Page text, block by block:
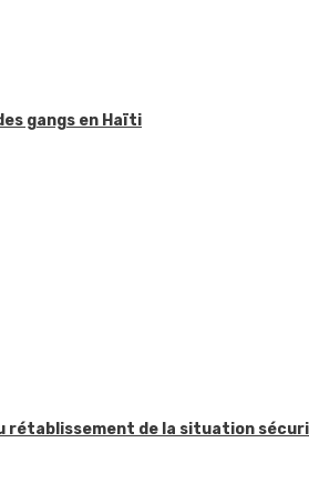
gangs en Haïti
rétablissement de la situation